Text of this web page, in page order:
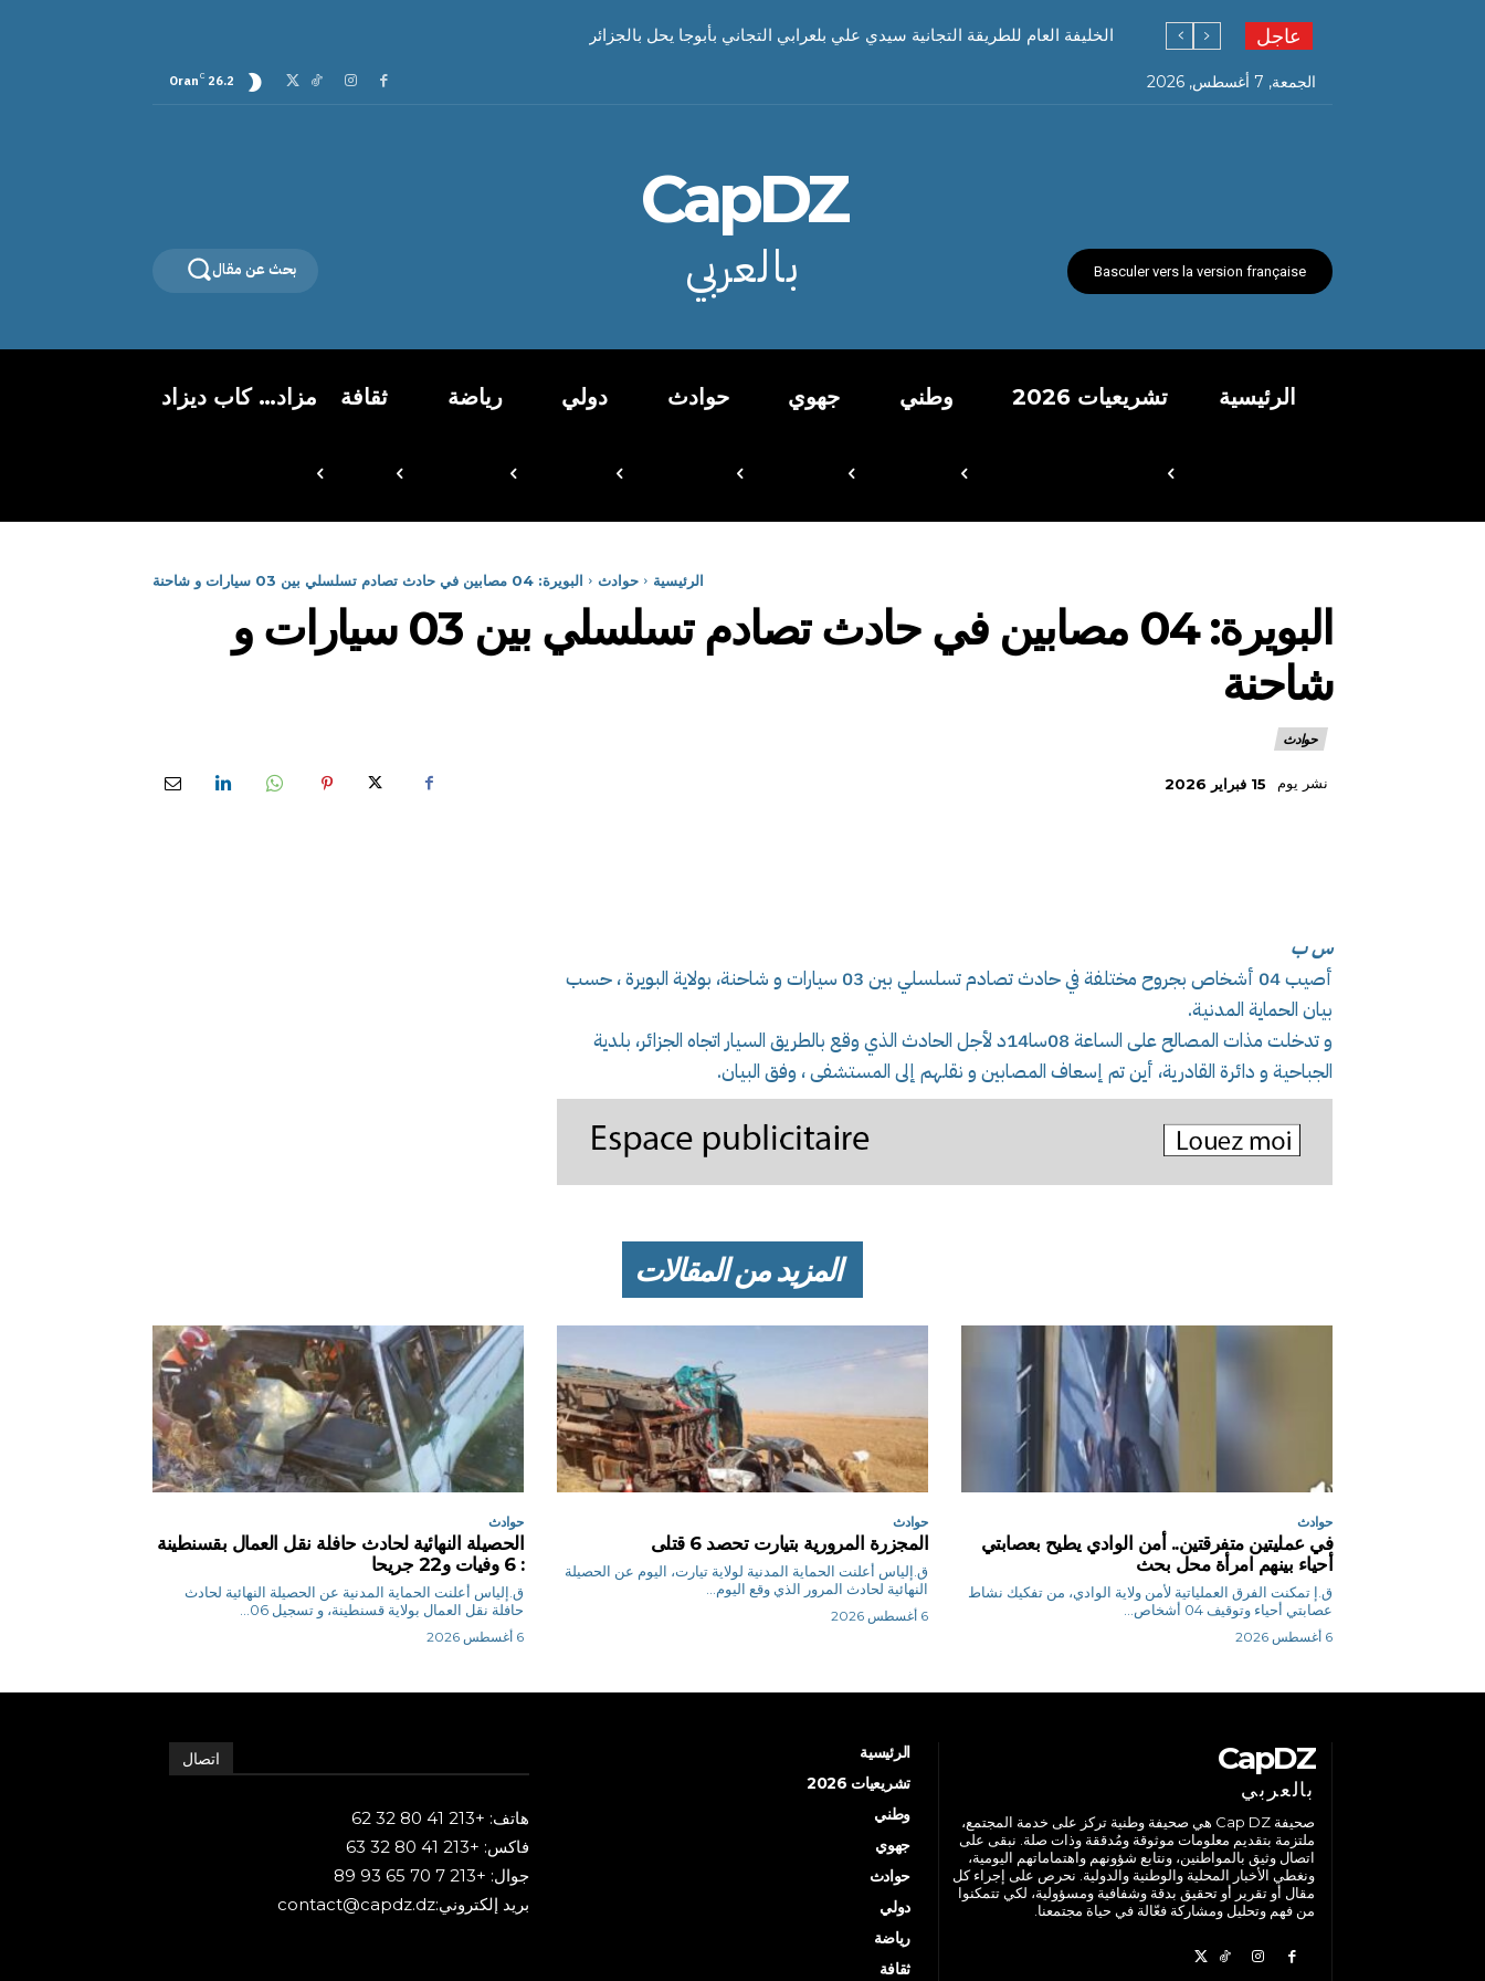
عاجل الخليفة العام للطريقة التجانية سيدي علي بلعرابي التجاني بأبوجا يحل بالجزائر
الجمعة, 7 أغسطس, 2026 26.2
C
Oran
Basculer vers la version française
CapDZ
بالعربي بحث عن مقال
الرئيسية تشريعيات 2026 وطني جهوي حوادث دولي رياضة ثقافة مزاد… كاب ديزاد
الرئيسية حوادث البويرة: 04 مصابين في حادث تصادم تسلسلي بين 03 سيارات و شاحنة
البويرة: 04 مصابين في حادث تصادم تسلسلي بين 03 سيارات و
شاحنة
حوادث
نشر يوم 15 فبراير 2026
س ب
أصيب 04 أشخاص بجروح مختلفة في حادث تصادم تسلسلي بين 03 سيارات و شاحنة، بولاية البويرة ، حسب
بيان الحماية المدنية.
و تدخلت مذات المصالح على الساعة 08سا14د لأجل الحادث الذي وقع بالطريق السيار اتجاه الجزائر، بلدية
الجباحية و دائرة القادرية، أين تم إسعاف المصابين و نقلهم إلى المستشفى ، وفق البيان.
المزيد من المقالات
حوادث
في عمليتين متفرقتين.. أمن الوادي يطيح بعصابتي
أحياء بينهم امرأة محل بحث
ق.إ تمكنت الفرق العملياتية لأمن ولاية الوادي، من تفكيك نشاط
عصابتي أحياء وتوقيف 04 أشخاص...
6 أغسطس 2026
حوادث
المجزرة المرورية بتيارت تحصد 6 قتلى
ق.إلياس أعلنت الحماية المدنية لولاية تيارت، اليوم عن الحصيلة
النهائية لحادث المرور الذي وقع اليوم...
6 أغسطس 2026
حوادث
الحصيلة النهائية لحادث حافلة نقل العمال بقسنطينة
: 6 وفيات و22 جريحا
ق.إلياس أعلنت الحماية المدنية عن الحصيلة النهائية لحادث
حافلة نقل العمال بولاية قسنطينة، و تسجيل 06...
6 أغسطس 2026
CapDZ
بالعربي
صحيفة Cap DZ هي صحيفة وطنية تركز على خدمة المجتمع،
ملتزمة بتقديم معلومات موثوقة ومُدققة وذات صلة. نبقى على
اتصال وثيق بالمواطنين، ونتابع شؤونهم واهتماماتهم اليومية،
ونغطي الأخبار المحلية والوطنية والدولية. نحرص على إجراء كل
مقال أو تقرير أو تحقيق بدقة وشفافية ومسؤولية، لكي تتمكنوا
من فهم وتحليل ومشاركة فعّالة في حياة مجتمعنا.
الرئيسية
تشريعيات 2026
وطني
جهوي
حوادث
دولي
رياضة
ثقافة
اتصال
هاتف: +213 41 80 32 62
فاكس: +213 41 80 32 63
جوال: +213 7 70 65 93 89
بريد إلكتروني:contact@capdz.dz